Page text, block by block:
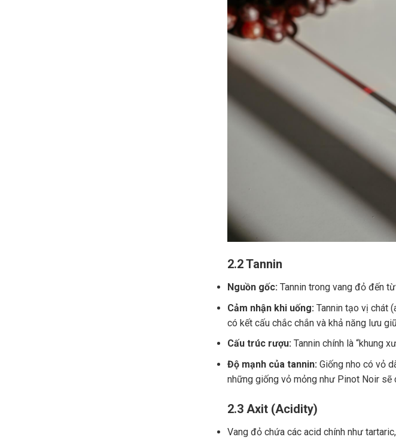
2.2 Tannin
Nguồn gốc:Tannin trong vang đỏ đến
Cảm nhận khi uống:Tannin tạo vị chát
có kết cấu chắc chắn và khả năng lưu
Cấu trúc rượu:Tannin chính là “khung
Độ mạnh của tannin:Giống nho có vỏ
những giống vỏ mỏng như Pinot Noir sẽ
2.3 Axit (Acidity)
Vang đỏ chứa các acid chính như